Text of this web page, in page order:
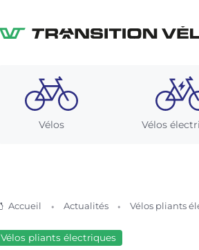
Vélos Vélos
Accueil Actualités Vélos pliants
Vélos pliants électriques